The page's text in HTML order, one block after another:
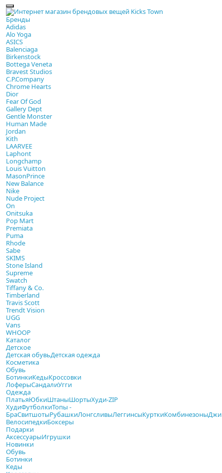
Бренды
Adidas
Alo Yoga
ASICS
Balenciaga
Birkenstock
Bottega Veneta
Bravest Studios
C.P.Company
Chrome Hearts
Dior
Fear Of God
Gallery Dept
Gentle Monster
Human Made
Jordan
Kith
LAARVEE
Laphont
Longchamp
Louis Vuitton
MasonPrince
New Balance
Nike
Nude Project
On
Onitsuka
Pop Mart
Premiata
Puma
Rhode
Sabe
SKIMS
Stone Island
Supreme
Swatch
Tiffany & Co.
Timberland
Travis Scott
Trendt Vision
UGG
Vans
WHOOP
Каталог
Детское
Детская обувьДетская одежда
Косметика
Обувь
БотинкиКедыКроссовки
ЛоферыСандалиУгги
Одежда
ПлатьяЮбкиШтаныШортыХуди-ZIP
ХудиФутболкиТопы -
БраСвитшотыРубашкиЛонгсливыЛеггинсыКурткиКомбинезоны
ВелосипедкиБоксеры
Подарки
АксессуарыИгрушки
Новинки
Обувь
Ботинки
Кеды